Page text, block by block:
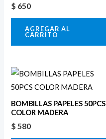
$ 650
AGREGAR AL
CARRITO
BOMBILLAS PAPELES 50PCS
COLOR MADERA
$ 580